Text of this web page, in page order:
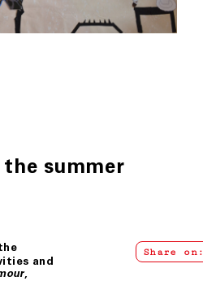
summer
and
,
Share on: